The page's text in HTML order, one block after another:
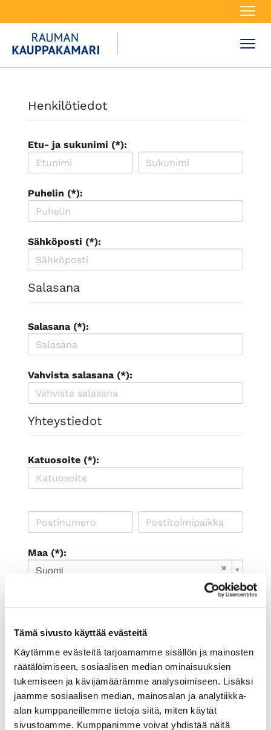
Tämä sivusto käyttää evästeitä
Käytämme evästeitä tarjoamamme sisällön ja mainosten
räätälöimiseen, sosiaalisen median ominaisuuksien
tukemiseen ja kävijämäärämme analysoimiseen. Lisäksi
jaamme sosiaalisen median, mainosalan ja analytiikka-
alan kumppaneillemme tietoja siitä, miten käytät
sivustoamme. Kumppanimme voivat yhdistää näitä
Henkilötiedot
Etu- ja sukunimi (*):
Puhelin (*):
Sähköposti (*):
Salasana
Salasana (*):
Vahvista salasana (*):
Yhteystiedot
Katuosoite (*):
Maa (*):
Suomi
Rekisteröidy
uutiskirjeen
Olen lukenut tietosuojaselosteen ja
hyväksyn henkilötietojeni käsittelyn (*)
(*) Tieto on pakollinen